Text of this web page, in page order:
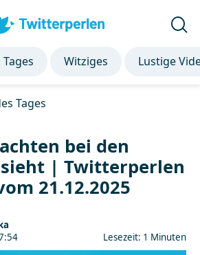
Witziges Lustige
Tages
bei den
| Twitterperlen
21.12.2025
Lesezeit: 1 Minuten